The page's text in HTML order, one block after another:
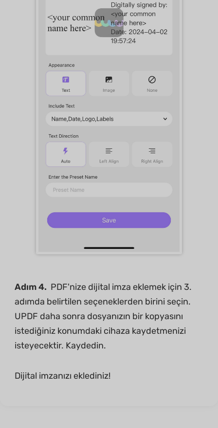
Adım 4. PDF'nize dijital imza eklemek için 3.
adımda belirtilen seçeneklerden birini seçin.
UPDF daha sonra dosyanızın bir kopyasını
istediğiniz konumdaki cihaza kaydetmenizi
isteyecektir. Kaydedin.
Dijital imzanızı eklediniz!